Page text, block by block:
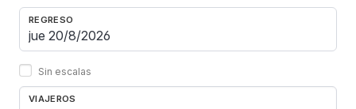
REGRESO
Sin escalas
VIAJEROS